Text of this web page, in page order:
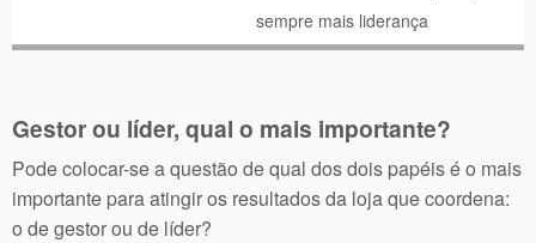
sempre mais liderança
Gestor ou líder, qual o mais importante?
Pode colocar-se a questão de qual dos dois papéis é o mais
importante para atingir os resultados da loja que coordena:
o de gestor ou de líder?